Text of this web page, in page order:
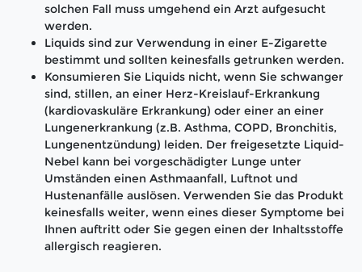
solchen Fall muss umgehend ein Arzt aufgesucht
werden.
Liquids sind zur Verwendung in einer E-Zigarette
bestimmt und sollten keinesfalls getrunken werden.
Konsumieren Sie Liquids nicht, wenn Sie schwanger
sind, stillen, an einer Herz-Kreislauf-Erkrankung
(kardiovaskuläre Erkrankung) oder einer an einer
Lungenerkrankung (z.B. Asthma, COPD, Bronchitis,
Lungenentzündung) leiden. Der freigesetzte Liquid-
Nebel kann bei vorgeschädigter Lunge unter
Umständen einen Asthmaanfall, Luftnot und
Hustenanfälle auslösen. Verwenden Sie das Produkt
keinesfalls weiter, wenn eines dieser Symptome bei
Ihnen auftritt oder Sie gegen einen der Inhaltsstoffe
allergisch reagieren.